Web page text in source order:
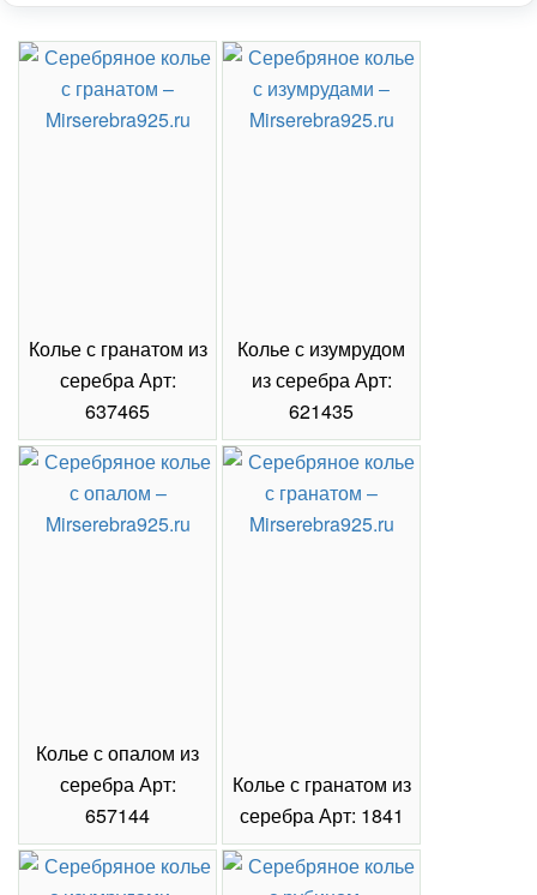
Колье с гранатом из
серебра Арт:
637465
Колье с изумрудом
из серебра Арт:
621435
главная страница
браслеты
сапфир